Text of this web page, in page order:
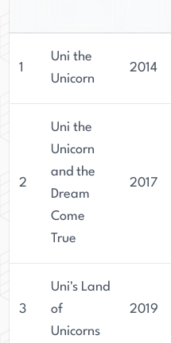
1
Uni the
Unicorn
2014
2
Uni the
Unicorn
and the
Dream
Come
True
2017
3
Uni's Land
of
Unicorns
2019